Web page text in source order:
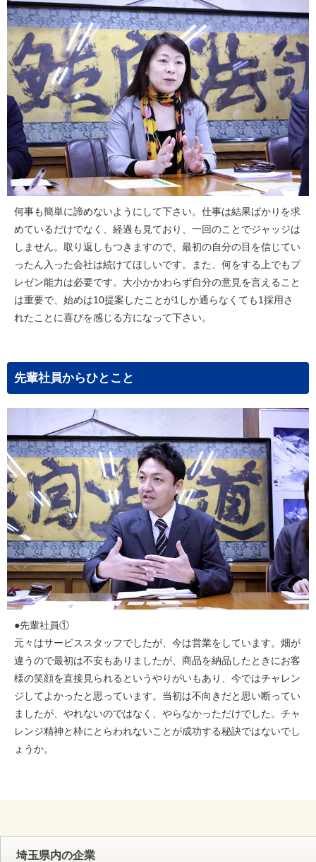
何事も簡単に諦めないようにして下さい。仕事は結果ばかりを求
めているだけでなく、経過も見ており、一回のことでジャッジは
しません。取り返しもつきますので、最初の自分の目を信じてい
ったん入った会社は続けてほしいです。また、何をする上でもプ
レゼン能力は必要です。大小かかわらず自分の意見を言えること
は重要で、始めは10提案したことが1しか通らなくても1採用さ
れたことに喜びを感じる方になって下さい。
先輩社員からひとこと
●先輩社員①
元々はサービススタッフでしたが、今は営業をしています。畑が
違うので最初は不安もありましたが、商品を納品したときにお客
様の笑顔を直接見られるというやりがいもあり、今ではチャレン
ジしてよかったと思っています。当初は不向きだと思い断ってい
ましたが、やれないのではなく、やらなかっただけでした。チャ
レンジ精神と枠にとらわれないことが成功する秘訣ではないでし
ょうか。
埼玉県内の企業